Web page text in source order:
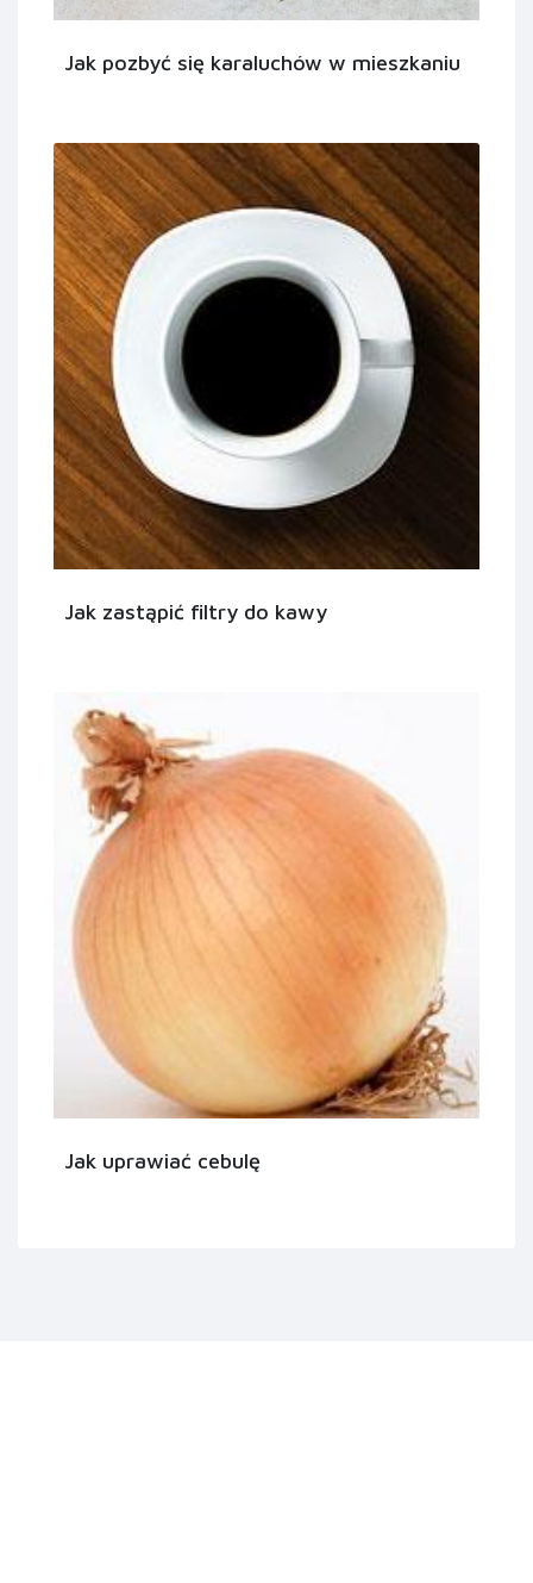
Jak pozbyć się karaluchów w mieszkaniu
Jak zastąpić filtry do kawy
Jak uprawiać cebulę